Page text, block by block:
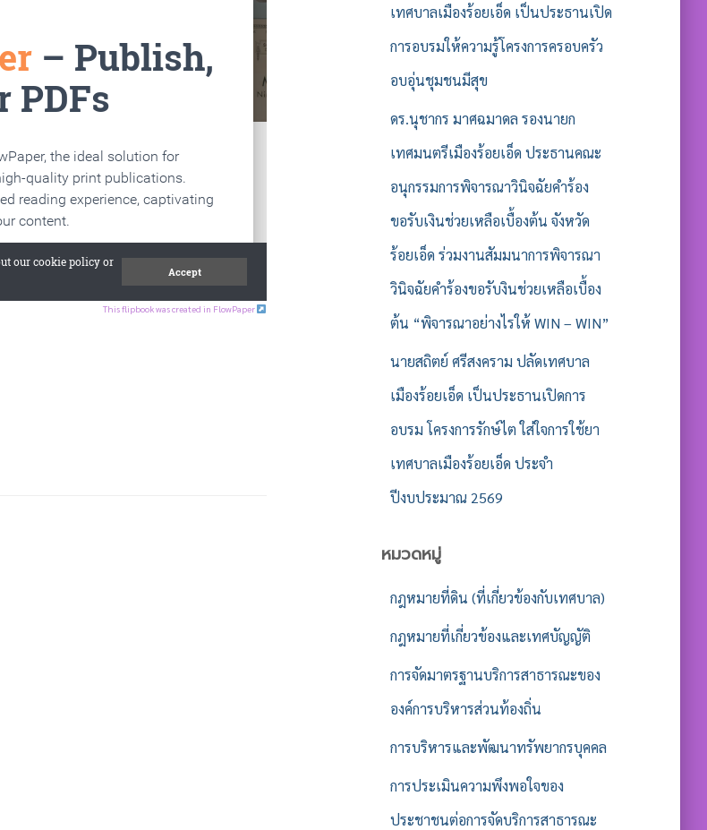
This flipbook was created in FlowPaper
เทศบาลเมืองร้อยเอ็ด เป็นประธานเปิด
การอบรมให้ความรู้โครงการครอบครัว
อบอุ่นชุมชนมีสุข
ดร.นุชากร มาศฉมาดล รองนายก
เทศมนตรีเมืองร้อยเอ็ด ประธานคณะ
อนุกรรมการพิจารณาวินิจฉัยคำร้อง
ขอรับเงินช่วยเหลือเบื้องต้น จังหวัด
ร้อยเอ็ด ร่วมงานสัมมนาการพิจารณา
วินิจฉัยคำร้องขอรับงินช่วยเหลือเบื้อง
ต้น “พิจารณาอย่างไรให้ WIN – WIN”
นายสถิตย์ ศรีสงคราม ปลัดเทศบาล
เมืองร้อยเอ็ด เป็นประธานเปิดการ
อบรม โครงการรักษ์ไต ใส่ใจการใช้ยา
เทศบาลเมืองร้อยเอ็ด ประจำ
ปีงบประมาณ 2569
หมวดหมู่
กฎหมายที่ดิน (ที่เกี่ยวข้องกับเทศบาล)
กฎหมายที่เกี่ยวข้องและเทศบัญญัติ
การจัดมาตรฐานบริการสาธารณะของ
องค์การบริหารส่วนท้องถิ่น
การบริหารและพัฒนาทรัพยากรบุคคล
การประเมินความพึงพอใจของ
ประชาชนต่อการจัดบริการสาธารณะ